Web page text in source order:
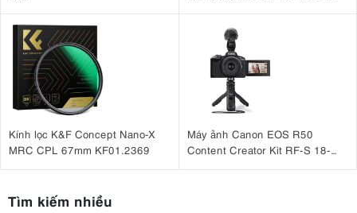
Kính lọc K&F Concept Nano-X
MRC CPL 67mm KF01.2369
Máy ảnh Canon EOS R50
Content Creator Kit RF-S 18-
Tìm kiếm nhiều